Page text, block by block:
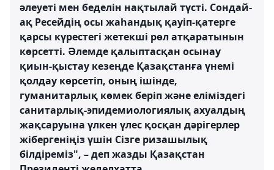
әлеуеті мен беделін нақтылай түсті. Сондай-
ақ Ресейдің осы жаһандық қауіп-қатерге
қарсы күрестегі жетекші рөл атқаратынын
көрсетті. Әлемде қалыптасқан осынау
қиын-қыстау кезеңде Қазақстанға үнемі
қолдау көрсетіп, оның ішінде,
гуманитарлық көмек беріп және еліміздегі
санитарлық-эпидемиологиялық ахуалдың
жақсаруына үлкен үлес қосқан дәрігерлер
жібергеніңіз үшін Сізге ризашылық
білдіреміз", – деп жазды Қазақстан